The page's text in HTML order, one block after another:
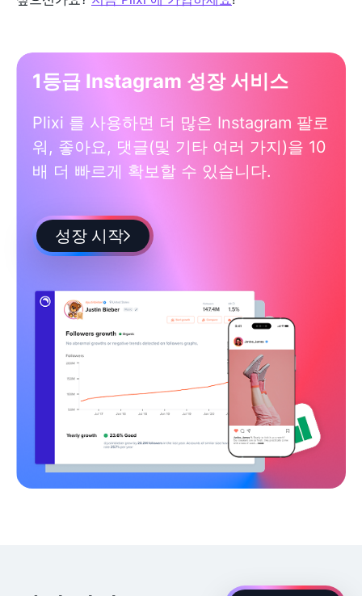
1등급 Instagram 성장 서비스
Plixi 를 사용하면 더 많은 Instagram 팔로
워, 좋아요, 댓글(및 기타 여러 가지)을 10
배 더 빠르게 확보할 수 있습니다.
성장 시작